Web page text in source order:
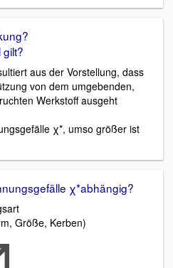
aus der Vorstellung, dass
von dem umgebenden,
Werkstoff ausgeht
χ*, umso größer ist
χ*abhängig?
Größe, Kerben)